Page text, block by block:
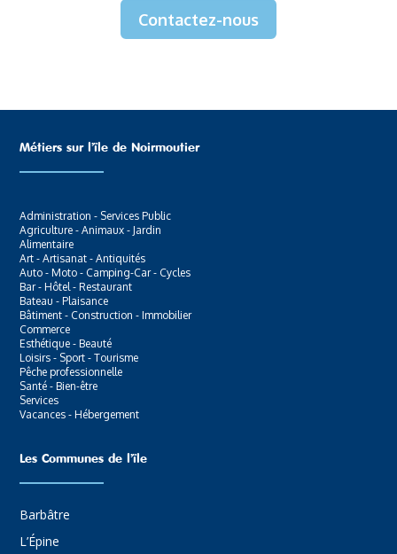
Contactez-nous
Métiers sur l’ïle de Noirmoutier
Administration - Services Public
Agriculture - Animaux - Jardin
Alimentaire
Art - Artisanat - Antiquités
Auto - Moto - Camping-Car - Cycles
Bar - Hôtel - Restaurant
Bateau - Plaisance
Bâtiment - Construction - Immobilier
Commerce
Esthétique - Beauté
Loisirs - Sport - Tourisme
Pêche professionnelle
Santé - Bien-être
Services
Vacances - Hébergement
Les Communes de l’ïle
Barbâtre
L’Épine